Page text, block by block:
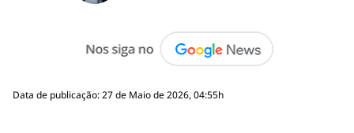
Data de publicação: 27 de Maio de 2026, 04:55h